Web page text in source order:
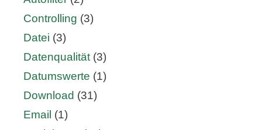
Controlling (3)
Datei (3)
Datenqualität (3)
Datumswerte (1)
Download (31)
Email (1)